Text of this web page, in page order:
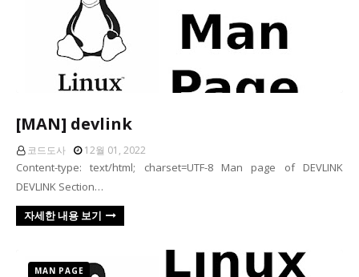
[MAN] devlink
코드도사 12월 01, 2022
Content-type: text/html; charset=UTF-8 Man page of DEVLINK
DEVLINK Section…
자세한 내용 보기
MAN PAGE